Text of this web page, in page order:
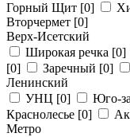
Горный Щит [0]
Вторчермет [0]
Верх-Исетский
Широкая речка [0]
[0]
Заречный [0]
Ленинский
УНЦ [0] Юго-
Краснолесье [0]
Метро